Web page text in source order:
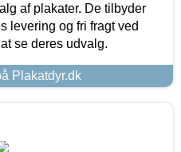
af plakater. De tilbyder
levering og fri fragt ved
se deres udvalg.
Plakatdyr.dk